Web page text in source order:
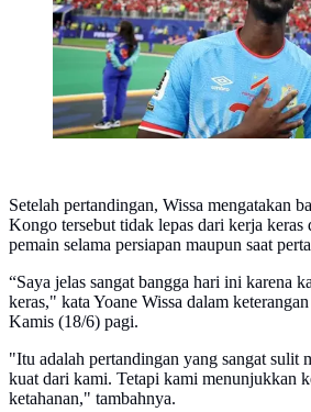
Setelah pertandingan, Wissa mengatakan
Kongo tersebut tidak lepas dari kerja keras
pemain selama persiapan maupun saat
“Saya jelas sangat bangga hari ini karena
keras," kata Yoane Wissa dalam
Kamis (18/6) pagi.
"Itu adalah pertandingan yang sangat sulit
kuat dari kami. Tetapi kami menunjukkan
ketahanan," tambahnya.